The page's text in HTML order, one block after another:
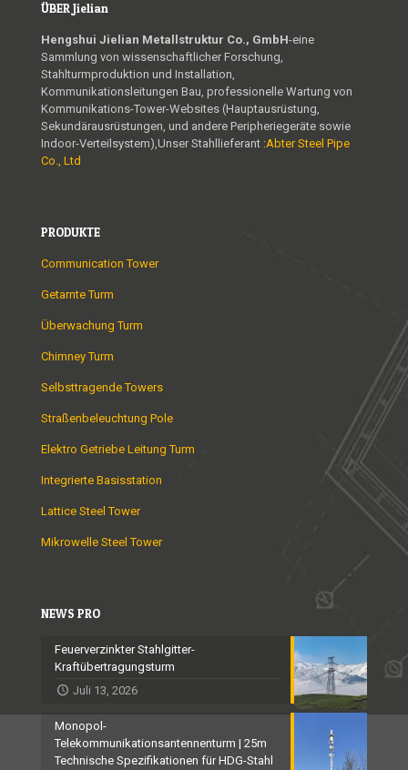
ÜBER Jielian
Hengshui Jielian Metallstruktur Co., GmbH-eine
Sammlung von wissenschaftlicher Forschung,
Stahlturmproduktion und Installation,
Kommunikationsleitungen Bau, professionelle Wartung von
Kommunikations-Tower-Websites (Hauptausrüstung,
Sekundärausrüstungen, und andere Peripheriegeräte sowie
Indoor-Verteilsystem),Unser Stahllieferant :Abter Steel Pipe
Co., Ltd
PRODUKTE
Communication Tower
Getarnte Turm
Überwachung Turm
Chimney Turm
Selbsttragende Towers
Straßenbeleuchtung Pole
Elektro Getriebe Leitung Turm
Integrierte Basisstation
Lattice Steel Tower
Mikrowelle Steel Tower
NEWS PRO
Feuerverzinkter Stahlgitter-
Kraftübertragungsturm
Juli 13, 2026
Monopol-
Telekommunikationsantennenturm | 25m
Technische Spezifikationen für HDG-Stahl